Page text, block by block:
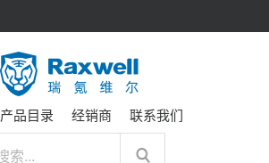
产品目录 经销商 联系我们